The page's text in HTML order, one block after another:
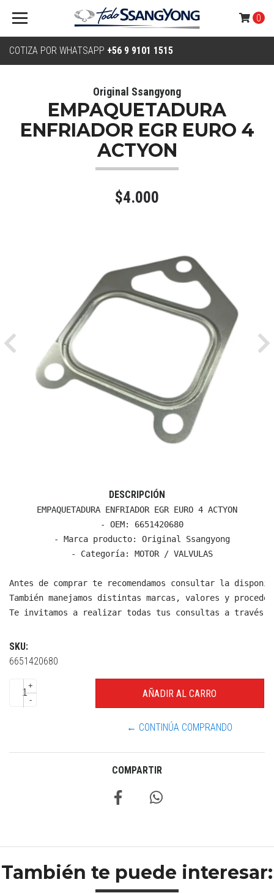
COTIZA POR WHATSAPP +56 9 9101 1515
0
Original Ssangyong
EMPAQUETADURA
ENFRIADOR EGR EURO 4
ACTYON
$4.000
Previous
DESCRIPCIÓN
EMPAQUETADURA ENFRIADOR EGR EURO 4 ACTYON
  - OEM: 6651420680
  - Marca producto: Original Ssangyong
  - Categoría: MOTOR / VALVULAS
Antes de comprar te recomendamos consultar la
También manejamos distintas marcas, valores y
Te invitamos a realizar todas tus consultas a través
SKU:
6651420680
+
-
← CONTINÚA COMPRANDO
COMPARTIR
También te puede interesar: